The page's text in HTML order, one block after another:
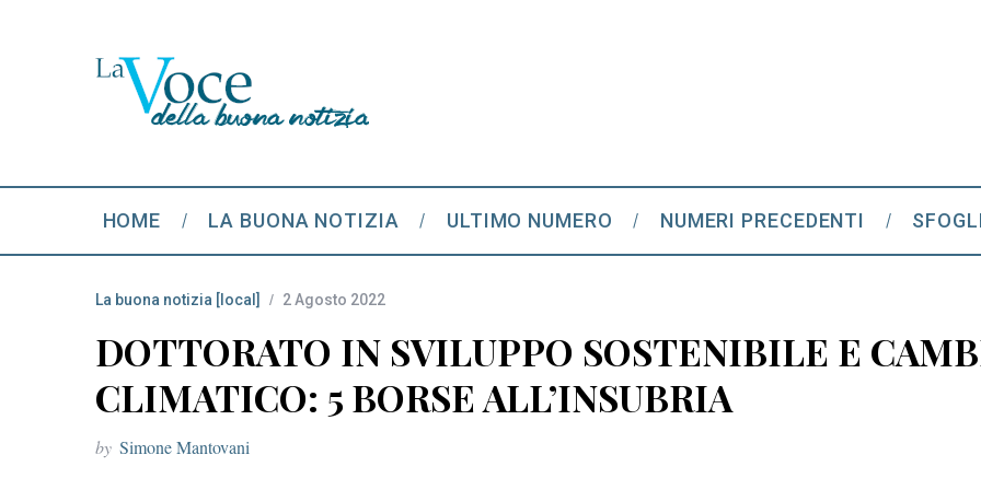
HOME LA BUONA NOTIZIA ULTIMO NUMERO NUMERI PRECEDENTI
La buona notizia [local] 2 Agosto 2022
DOTTORATO IN SVILUPPO SOSTENIBILE E
CLIMATICO: 5 BORSE ALL’INSUBRIA
by Simone Mantovani